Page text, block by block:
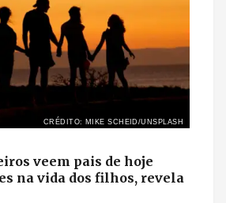
CRÉDITO: MIKE SCHEID/UNSPLASH
veem pais de hoje
na vida dos filhos, revela